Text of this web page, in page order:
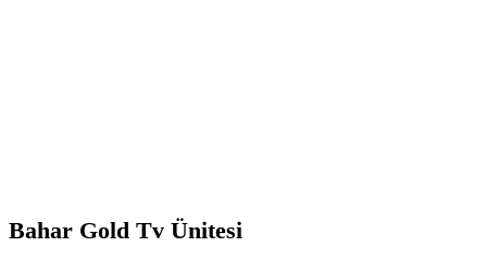
Bahar Gold Tv Ünitesi